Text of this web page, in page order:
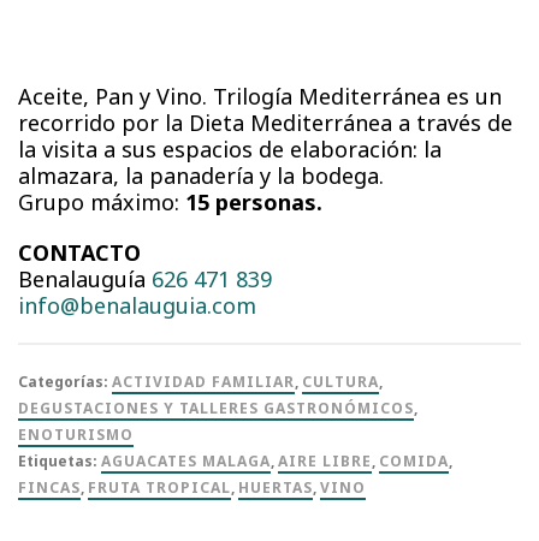
Aceite, Pan y Vino. Trilogía Mediterránea es un
recorrido por la Dieta Mediterránea a través de
la visita a sus espacios de elaboración: la
almazara, la panadería y la bodega.
Grupo máximo: 15 personas.
CONTACTO
Benalauguía 626 471 839
info@benalauguia.com
Categorías: ACTIVIDAD FAMILIAR, CULTURA,
DEGUSTACIONES Y TALLERES GASTRONÓMICOS,
ENOTURISMO
Etiquetas: AGUACATES MALAGA,AIRE LIBRE, COMIDA,
FINCAS, FRUTA TROPICAL, HUERTAS,VINO